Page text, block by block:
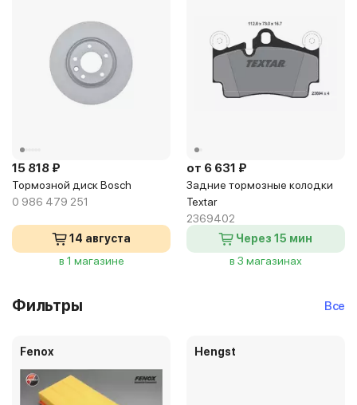
15 818 ₽
Тормозной диск Bosch
0 986 479 251
14 августа
в 1 магазине
от 6 631 ₽
Задние тормозные колодки
Textar
2369402
Через 15 мин
в 3 магазинах
Фильтры Все
Fenox Hengst